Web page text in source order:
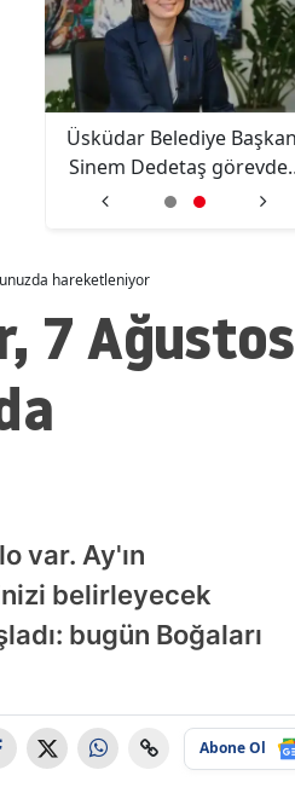
Merkez Bankası'ndan
Kripto Varlık Merkezi
Kayıt Sistemi'ne onay
hareketleniyor
7 Ağustos
var. Ay'ın
belirleyecek
bugün Boğaları
Abone Ol